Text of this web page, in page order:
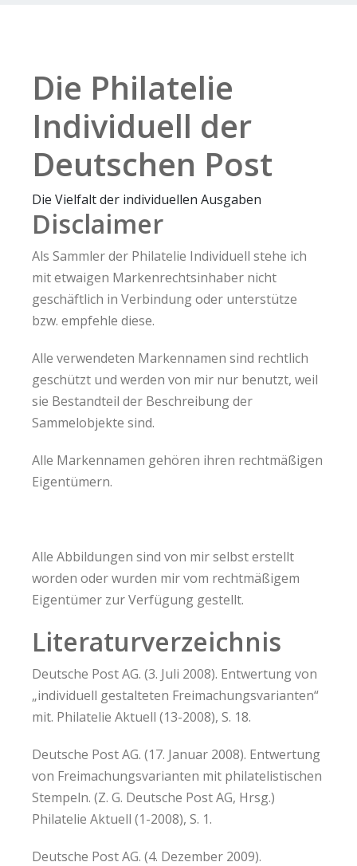
Die Philatelie
Individuell der
Deutschen Post
Die Vielfalt der individuellen Ausgaben
Disclaimer
Als Sammler der Philatelie Individuell stehe ich
mit etwaigen Markenrechtsinhaber nicht
geschäftlich in Verbindung oder unterstütze
bzw. empfehle diese.
Alle verwendeten Markennamen sind rechtlich
geschützt und werden von mir nur benutzt, weil
sie Bestandteil der Beschreibung der
Sammelobjekte sind.
Alle Markennamen gehören ihren rechtmäßigen
Eigentümern.
Alle Abbildungen sind von mir selbst erstellt
worden oder wurden mir vom rechtmäßigem
Eigentümer zur Verfügung gestellt.
Literaturverzeichnis
Deutsche Post AG. (3. Juli 2008). Entwertung von
„individuell gestalteten Freimachungsvarianten“
mit. Philatelie Aktuell (13-2008), S. 18.
Deutsche Post AG. (17. Januar 2008). Entwertung
von Freimachungsvarianten mit philatelistischen
Stempeln. (Z. G. Deutsche Post AG, Hrsg.)
Philatelie Aktuell (1-2008), S. 1.
Deutsche Post AG. (4. Dezember 2009).